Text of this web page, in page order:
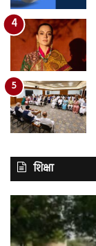
शिक्षा